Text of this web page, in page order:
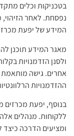
בטכניקות וכלים
נפסחת. לאחר הזיהוי,
המידע של יפעת
מאגר המידע תוכנן
ולסנן הזדמנויות
אחרים. גישה מותאמת
ההזדמנויות
בנוסף, יפעת מכרזים
ללקוחות. מנהלים
ומציעים הדרכה כיצד